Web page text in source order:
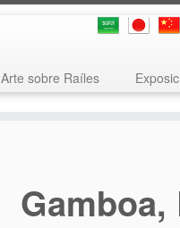
Arte sobre Raíles